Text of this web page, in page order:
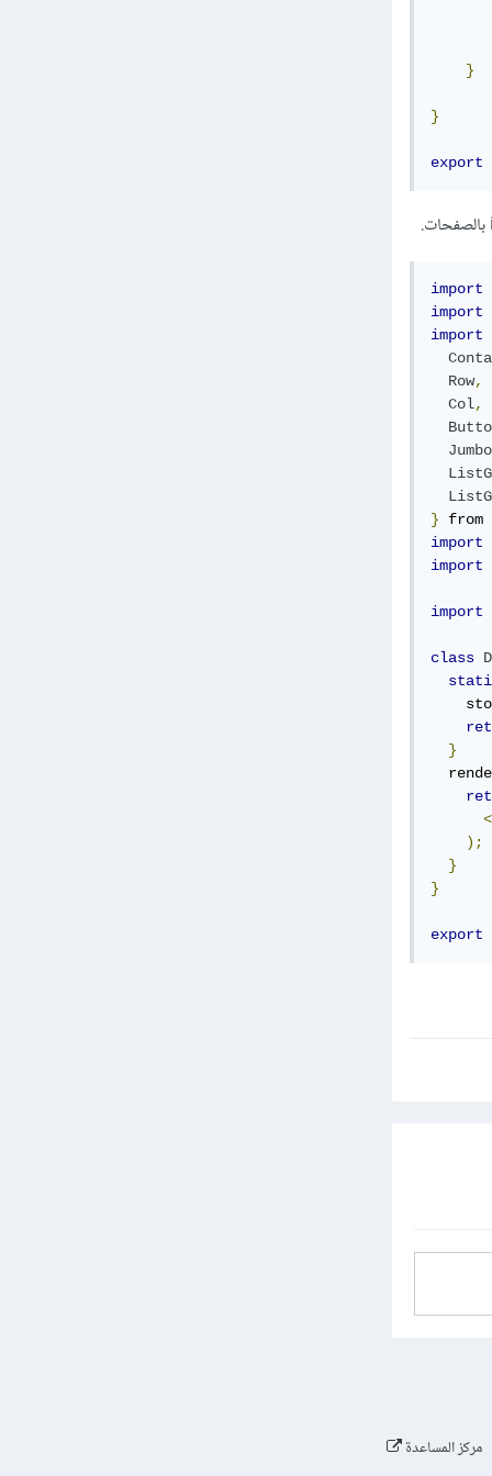
}
}
export
import
import
import
Row,
Col,
} from
import
import
import
class
}
<
);
}
}
export
مركز المساعدة